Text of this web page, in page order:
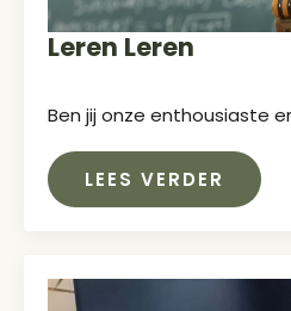
Leren Leren
Ben jij onze enthousiaste
LEES VERDER